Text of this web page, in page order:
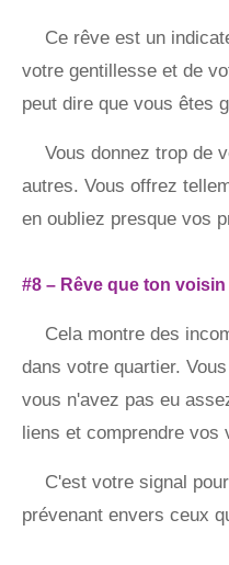
Ce rêve est un
votre gentillesse et de
peut dire que vous êtes
Vous donnez trop de
autres. Vous offrez
en oubliez presque vos
#8 – Rêve que ton
Cela montre des
dans votre quartier.
vous n'avez pas eu
liens et comprendre vos
C'est votre signal
prévenant envers ceux